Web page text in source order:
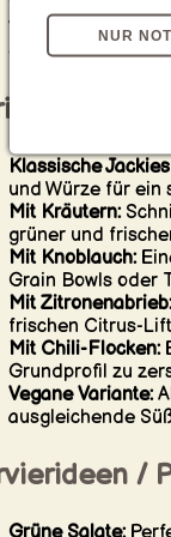
Vor dem Einsatz
Vinaigrette setzt
oder aufschlagen.
&
Klassische
und Würze für ein
Mit Kräutern:
grüner und
Mit Knoblauch:
Grain Bowls oder
Mit Zitronenabrieb:
frischen Citrus-
Mit Chili-Flocken:
Grundprofil zu
Vegane Variante:
ausgleichende
/
NUR